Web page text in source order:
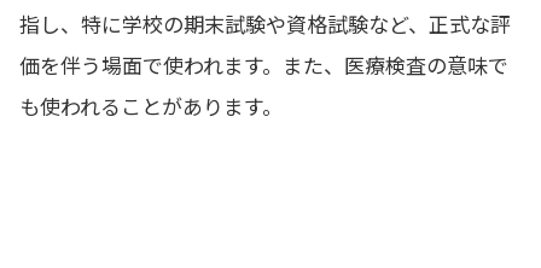
指し、特に学校の期末試験や資格試験など、正式な評
価を伴う場面で使われます。また、医療検査の意味で
も使われることがあります。